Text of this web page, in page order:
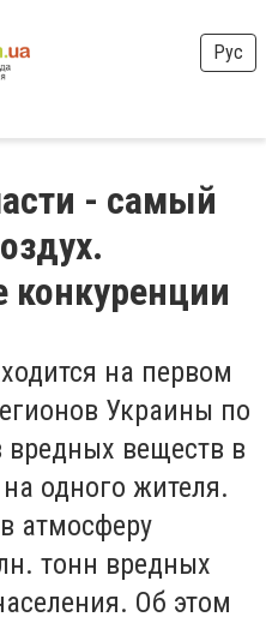
Рус
- самый
конкуренции
на первом
Украины по
вредных веществ в
одного жителя.
атмосферу
тонн вредных
Об этом